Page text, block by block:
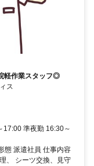
軽作業スタッフ◎
ス
17:00 準夜勤 16:30～
態 派遣社員 仕事内容
、 シーツ交換、見守